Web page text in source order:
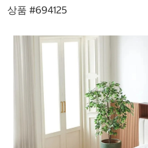
상품 #694125